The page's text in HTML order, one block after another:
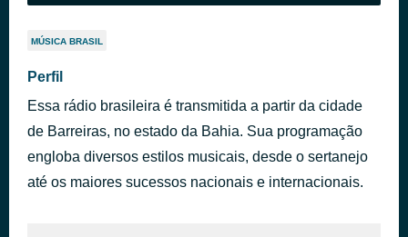
MÚSICA BRASIL
Perfil
Essa rádio brasileira é transmitida a partir da cidade
de Barreiras, no estado da Bahia. Sua programação
engloba diversos estilos musicais, desde o sertanejo
até os maiores sucessos nacionais e internacionais.